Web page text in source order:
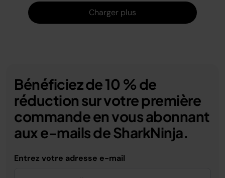
Charger plus
Bénéficiez de 10 % de
réduction sur votre première
commande en vous abonnant
aux e-mails de SharkNinja.
Entrez votre adresse e-mail